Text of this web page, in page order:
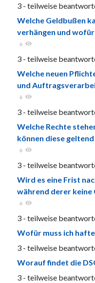
3 - teilweise
Welche Geldbußen
verhängen und
+
3 - teilweise
Welche neuen
und
+
3 - teilweise
Welche Rechte
können diese
+
3 - teilweise
Wird es eine Frist
während derer keine
+
3 - teilweise
Wofür muss ich
3 - teilweise
Worauf findet die
3 - teilweise